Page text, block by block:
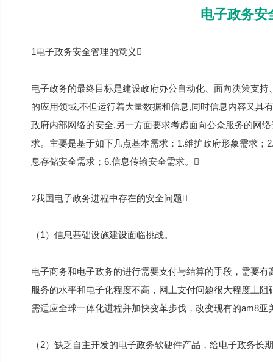
电子政务安
1电子政务安全管理的意义
电子政务的最终目标是建设政府办公自动化、面向决策支
的应用领域,不但运行着大量数据和信息,同时信息内容又具
政府内部网络的安全,另一方面要求考虑面向公众服务的网
求。主要是基于如下几点基本需求：1.维护政府形象需求
息存储安全需求；6.信息传输安全需求。
2我国电子政务进程中存在的安全问题
（1）信息基础设施建设面临挑战。
电子商务和电子政务的进行需要支付与结算的手段，需要
服务的水平和电子化程度不高，网上支付问题很大程度上
需适应全球一体化进程并加快变革步伐，改变现有的am8
（2）缺乏自主开发的电子政务软硬件产品，给电子政务长